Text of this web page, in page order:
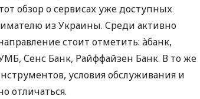
обзор о сервисах уже доступных
из Украины. Среди активно
стоит отметить: àбанк,
Сенс Банк, Райффайзен Банк. В то же
условия обслуживания и
отличаться.